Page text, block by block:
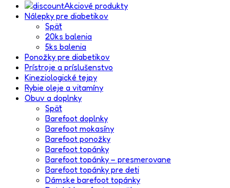
Akciové produkty
Nálepky pre diabetikov
Späť
20ks balenia
5ks balenia
Ponožky pre diabetikov
Prístroje a príslušenstvo
Kineziologické tejpy
Rybie oleje a vitamíny
Obuv a doplnky
Späť
Barefoot doplnky
Barefoot mokasíny
Barefoot ponožky
Barefoot topánky
Barefoot topánky – presmerovane
Barefoot topánky pre deti
Dámske barefoot topánky